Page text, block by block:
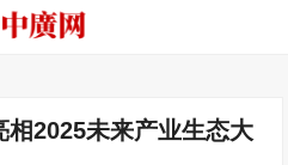
2025未来产业生态大